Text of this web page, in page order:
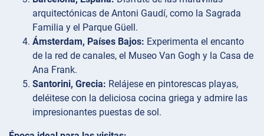
arquitectónicas de Antoni Gaudí, como la Sagrada
Familia y el Parque Güell.
Ámsterdam, Países Bajos: Experimenta el encanto
de la red de canales, el Museo Van Gogh y la Casa de
Ana Frank.
Santorini, Grecia: Relájese en pintorescas playas,
deléitese con la deliciosa cocina griega y admire las
impresionantes puestas de sol.